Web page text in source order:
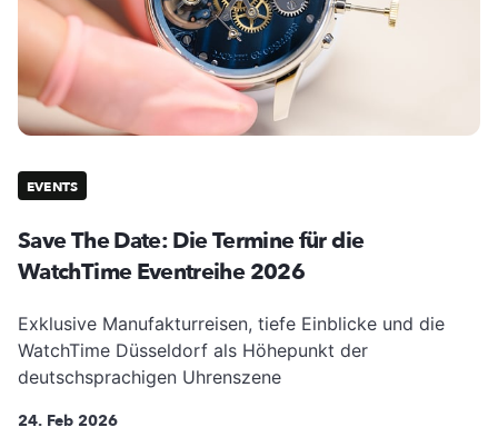
EVENTS
Save The Date: Die Termine für die
WatchTime Eventreihe 2026
Exklusive Manufakturreisen, tiefe Einblicke und die
WatchTime Düsseldorf als Höhepunkt der
deutschsprachigen Uhrenszene
24. Feb 2026